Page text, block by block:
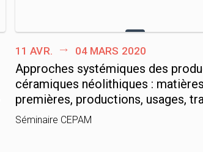
11 avr. 04 mars 2020
Approches systémiques des
céramiques néolithiques : matières
premières, productions, usages,
Séminaire CEPAM